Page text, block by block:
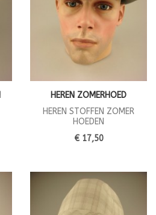
HEREN ZOMERHOED
HEREN STOFFEN ZOMER
HOEDEN
€ 17,50